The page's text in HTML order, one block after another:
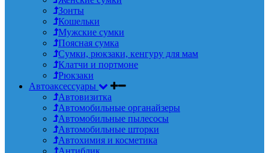
Зонты
Кошельки
Мужские сумки
Поясная сумка
Сумки, рюкзаки, кенгуру для мам
Клатчи и портмоне
Рюкзаки
Автоаксессуары
Автовизитка
Автомобильные органайзеры
Автомобильные пылесосы
Автомобильные шторки
Автохимия и косметика
Антиблик